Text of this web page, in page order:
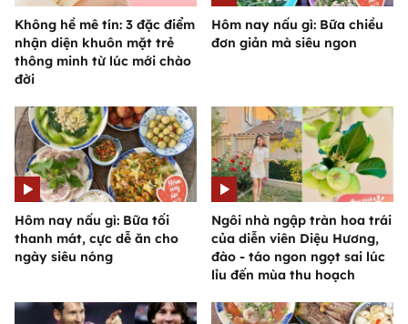
Không hề mê tín: 3 đặc điểm
nhận diện khuôn mặt trẻ
thông minh từ lúc mới chào
đời
Hôm nay nấu gì: Bữa chiều
đơn giản mà siêu ngon
Hôm nay nấu gì: Bữa tối
thanh mát, cực dễ ăn cho
ngày siêu nóng
Ngôi nhà ngập tràn hoa trái
của diễn viên Diệu Hương,
đào - táo ngon ngọt sai lúc
lỉu đến mùa thu hoạch